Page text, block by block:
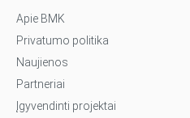
Apie BMK
Privatumo politika
Naujienos
Partneriai
Įgyvendinti projektai